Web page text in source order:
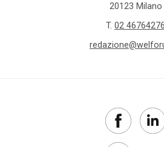
20123 Milano
T. 02 46764276